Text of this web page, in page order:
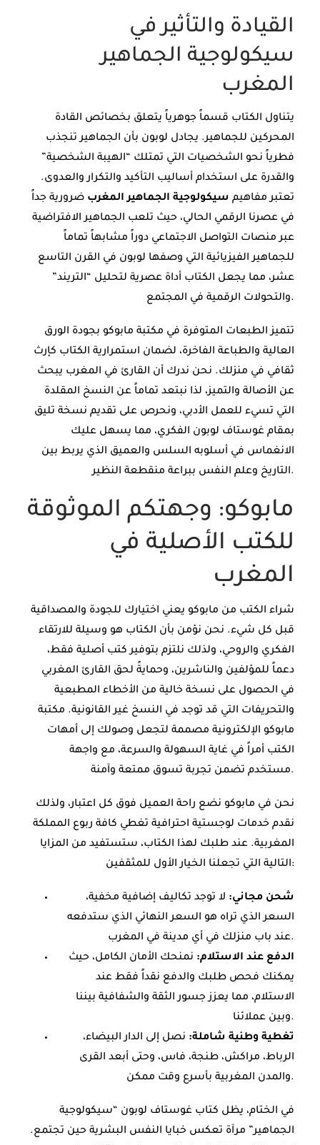
القيادة والتأثير في
سيكولوجية الجماهير
المغرب
يتناول الكتاب قسماً جوهرياً يتعلق بخصائص القادة
المحركين للجماهير. يجادل لوبون بأن الجماهير تنجذب
فطرياً نحو الشخصيات التي تمتلك “الهيبة الشخصية”
والقدرة على استخدام أساليب التأكيد والتكرار والعدوى.
تعتبر مفاهيم سيكولوجية الجماهير المغرب ضرورية جداً
في عصرنا الرقمي الحالي، حيث تلعب الجماهير الافتراضية
عبر منصات التواصل الاجتماعي دوراً مشابهاً تماماً
للجماهير الفيزيائية التي وصفها لوبون في القرن التاسع
عشر، مما يجعل الكتاب أداة عصرية لتحليل “التريند”
والتحولات الرقمية في المجتمع.
تتميز الطبعات المتوفرة في مكتبة مابوكو بجودة الورق
العالية والطباعة الفاخرة، لضمان استمرارية الكتاب كإرث
ثقافي في منزلك. نحن ندرك أن القارئ في المغرب يبحث
عن الأصالة والتميز، لذا نبتعد تماماً عن النسخ المقلدة
التي تسيء للعمل الأدبي، ونحرص على تقديم نسخة تليق
بمقام غوستاف لوبون الفكري، مما يسهل عليك
الانغماس في أسلوبه السلس والعميق الذي يربط بين
التاريخ وعلم النفس ببراعة منقطعة النظير.
مابوكو: وجهتكم الموثوقة
للكتب الأصلية في
المغرب
شراء الكتب من مابوكو يعني اختيارك للجودة والمصداقية
قبل كل شيء. نحن نؤمن بأن الكتاب هو وسيلة للارتقاء
الفكري والروحي، ولذلك نلتزم بتوفير كتب أصلية فقط،
دعماً للمؤلفين والناشرين، وحمايةً لحق القارئ المغربي
في الحصول على نسخة خالية من الأخطاء المطبعية
والتحريفات التي قد توجد في النسخ غير القانونية. مكتبة
مابوكو الإلكترونية مصممة لتجعل وصولك إلى أمهات
الكتب أمراً في غاية السهولة والسرعة، مع واجهة
مستخدم تضمن تجربة تسوق ممتعة وآمنة.
نحن في مابوكو نضع راحة العميل فوق كل اعتبار، ولذلك
نقدم خدمات لوجستية احترافية تغطي كافة ربوع المملكة
المغربية. عند طلبك لهذا الكتاب، ستستفيد من المزايا
التالية التي تجعلنا الخيار الأول للمثقفين:
شحن مجاني: لا توجد تكاليف إضافية مخفية،
السعر الذي تراه هو السعر النهائي الذي ستدفعه
عند باب منزلك في أي مدينة في المغرب.
الدفع عند الاستلام: نمنحك الأمان الكامل، حيث
يمكنك فحص طلبك والدفع نقداً فقط عند
الاستلام، مما يعزز جسور الثقة والشفافية بيننا
وبين عملائنا.
تغطية وطنية شاملة: نصل إلى الدار البيضاء،
الرباط، مراكش، طنجة، فاس، وحتى أبعد القرى
والمدن المغربية بأسرع وقت ممكن.
في الختام، يظل كتاب غوستاف لوبون “سيكولوجية
الجماهير” مرآة تعكس خبايا النفس البشرية حين تجتمع.